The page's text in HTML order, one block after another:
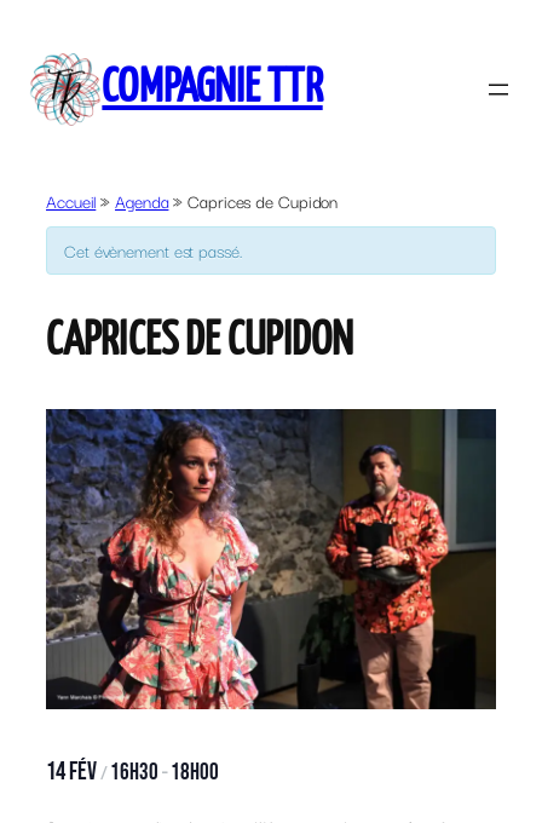
COMPAGNIE TTR
Accueil»Agenda»Caprices de Cupidon
Cet évènement est passé.
CAPRICES DE CUPIDON
14 Fév/16h30 –18h00